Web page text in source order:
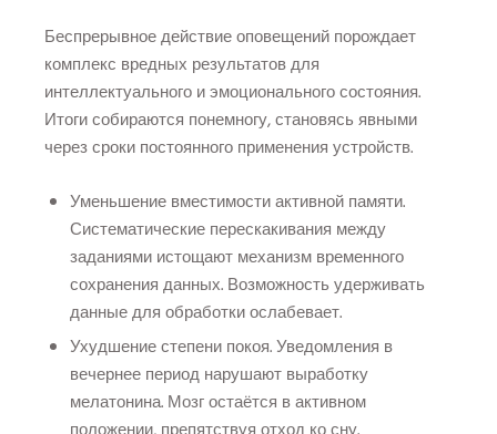
Беспрерывное действие оповещений порождает
комплекс вредных результатов для
интеллектуального и эмоционального состояния.
Итоги собираются понемногу, становясь явными
через сроки постоянного применения устройств.
Уменьшение вместимости активной памяти.
Систематические перескакивания между
заданиями истощают механизм временного
сохранения данных. Возможность удерживать
данные для обработки ослабевает.
Ухудшение степени покоя. Уведомления в
вечернее период нарушают выработку
мелатонина. Мозг остаётся в активном
положении, препятствуя отход ко сну.